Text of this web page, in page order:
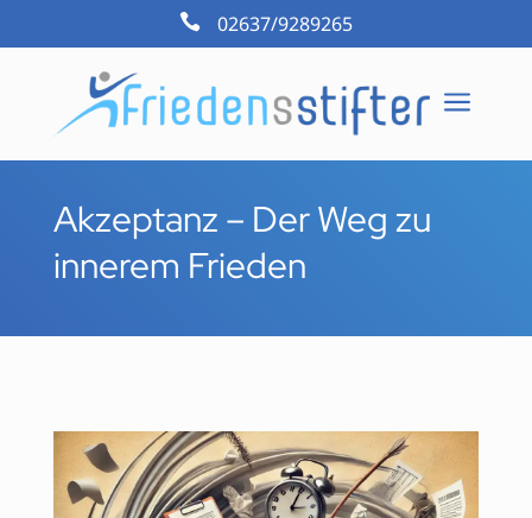
 02637/9289265
a
Akzeptanz – Der Weg zu
innerem Frieden